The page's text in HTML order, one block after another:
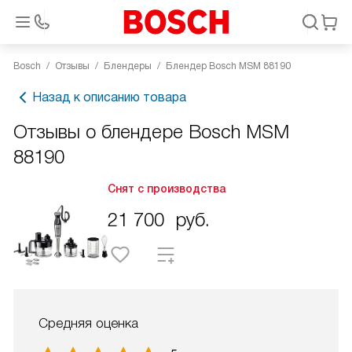
Bosch Отзывы Блендеры Блендер Bosch MSM 88190
Назад к описанию товара
Отзывы о блендере Bosch MSM
88190
Снят с производства
21 700 руб.
Средняя оценка